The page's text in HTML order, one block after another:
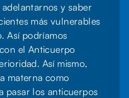
y saber
más vulnerables
Así podríamos
el Anticuerpo
Así mismo,
materna como
pasar los anticuerpos